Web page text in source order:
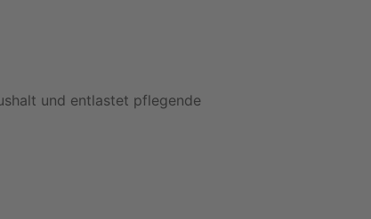
und entlastet pflegende